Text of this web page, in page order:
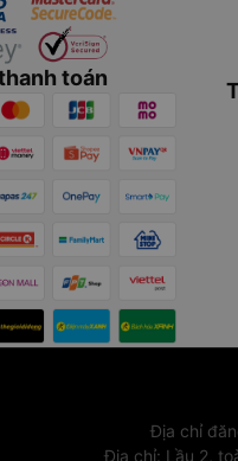
toán
Địa chỉ
Địa chỉ: Lầu 2,